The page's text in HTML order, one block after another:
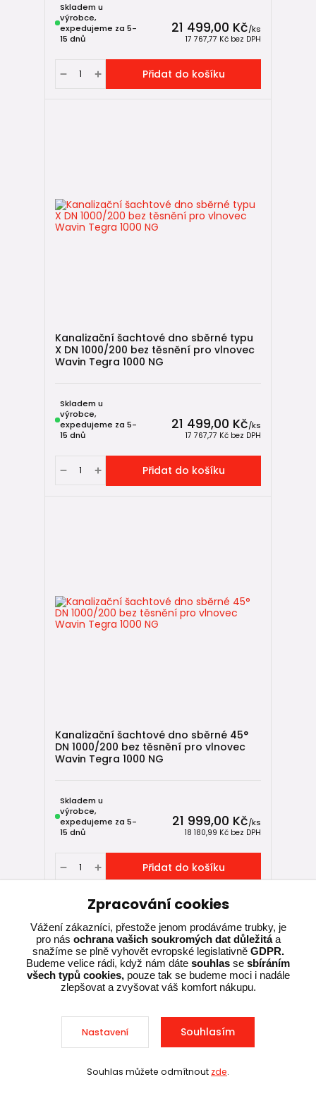
21 499,00 Kč/ks
17 767,77 Kč bez DPH
Skladem u
výrobce,
expedujeme za 5-
15 dnů
Přidat do košíku
Kanalizační šachtové dno sběrné typu
X DN 1000/200 bez těsnění pro vlnovec
Wavin Tegra 1000 NG
21 499,00 Kč/ks
17 767,77 Kč bez DPH
Skladem u
výrobce,
expedujeme za 5-
15 dnů
Přidat do košíku
Kanalizační šachtové dno sběrné 45°
DN 1000/200 bez těsnění pro vlnovec
Wavin Tegra 1000 NG
21 999,00 Kč/ks
18 180,99 Kč bez DPH
Skladem u
výrobce,
expedujeme za 5-
15 dnů
Přidat do košíku
Sleva při nákupu nad 10 000 Kč
Zpracování cookies
Vážení zákazníci, přestože jenom prodáváme trubky, je
pro nás ochrana vašich soukromých dat důležitáa
snažíme se plně vyhovět evropské legislativně GDPR.
Budeme velice rádi, když nám dáte souhlas se sbíráním
všech typů cookies,pouze tak se budeme moci i nadále
zlepšovat a zvyšovat váš komfort nákupu.
Nastavení Souhlasím
Souhlas můžete odmítnout zde.